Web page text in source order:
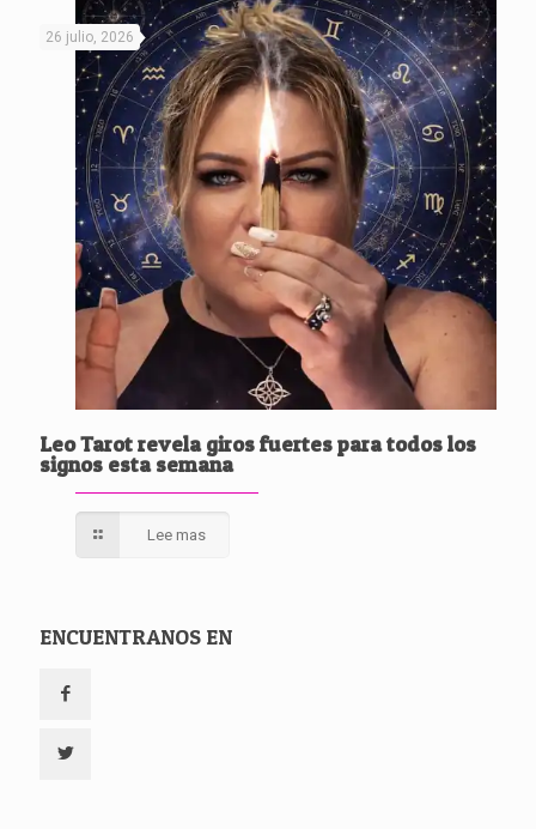
26 julio, 2026
Leo Tarot revela giros fuertes para todos los
signos esta semana
Lee mas
ENCUENTRANOS EN